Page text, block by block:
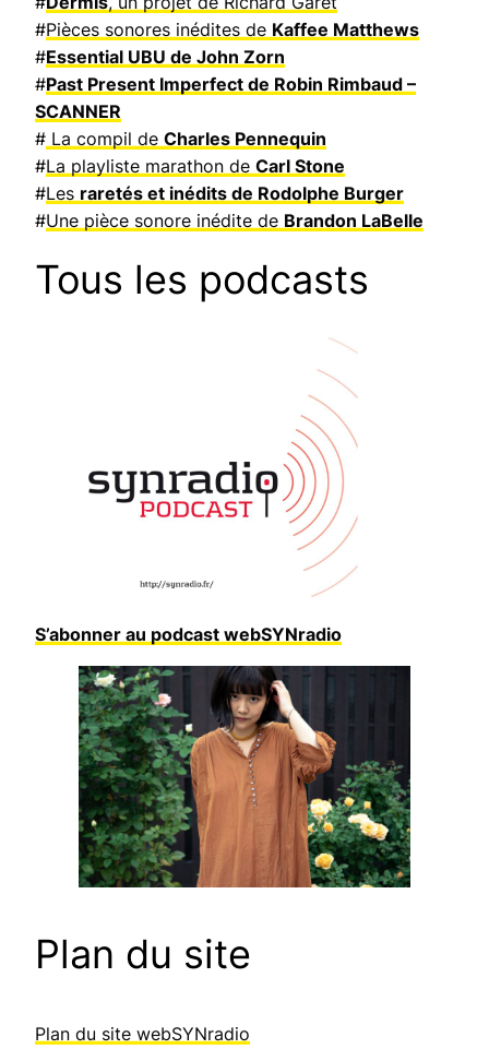
#Pièces sonores inédites de Kaffee Matthews
#Essential UBU de John Zorn
#Past Present Imperfect de Robin Rimbaud –
SCANNER
# La compil de Charles Pennequin
#La playliste marathon de Carl Stone
#Les raretés et inédits de Rodolphe Burger
#Une pièce sonore inédite de Brandon LaBelle
Tous les podcasts
S’abonner au podcast webSYNradio
Plan du site
Plan du site webSYNradio